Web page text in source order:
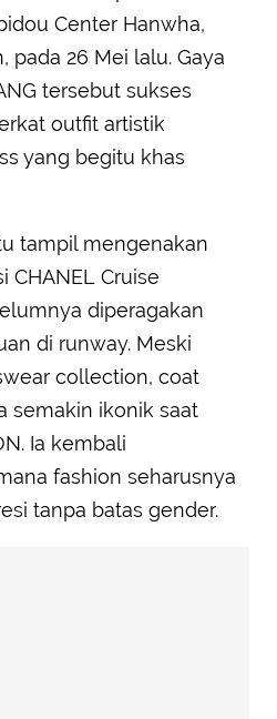
Center Hanwha,
pada 26 Mei lalu. Gaya
tersebut sukses
outfit artistik
yang begitu khas
tampil mengenakan
CHANEL Cruise
diperagakan
di runway. Meski
collection, coat
semakin ikonik saat
Ia kembali
fashion seharusnya
tanpa batas gender.